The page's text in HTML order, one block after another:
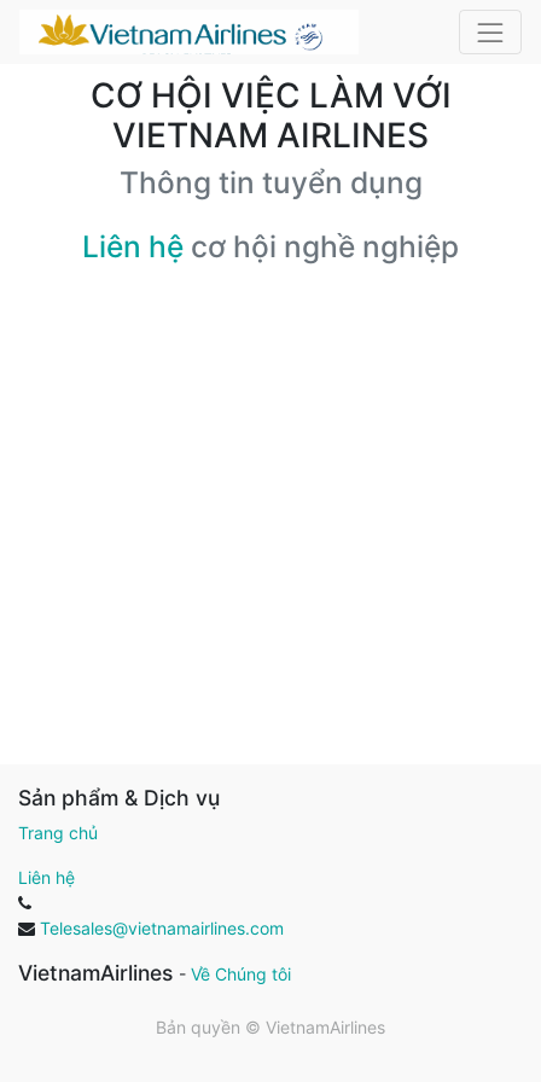
CƠ HỘI VIỆC LÀM VỚI
VIETNAM AIRLINES
Thông tin tuyển dụng
Liên hệ cơ hội nghề nghiệp
Sản phẩm & Dịch vụ
Trang chủ
Liên hệ
Telesales@vietnamairlines.com
VietnamAirlines - Về Chúng tôi
Bản quyền © VietnamAirlines